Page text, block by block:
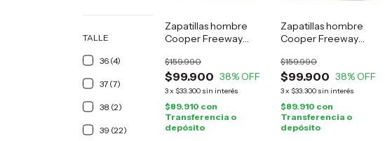
TALLE
36 (4)
37 (7)
38 (2)
39 (22)
Zapatillas hombre
Cooper Freeway
$99.900
$159.990
38% OFF
3x $33.300 sin interés
$89.910 con
Transferencia o
depósito
Zapatillas hombre
Cooper Freeway
$99.900
$159.990
38% OFF
3x $33.300 sin interés
$89.910 con
Transferencia o
depósito